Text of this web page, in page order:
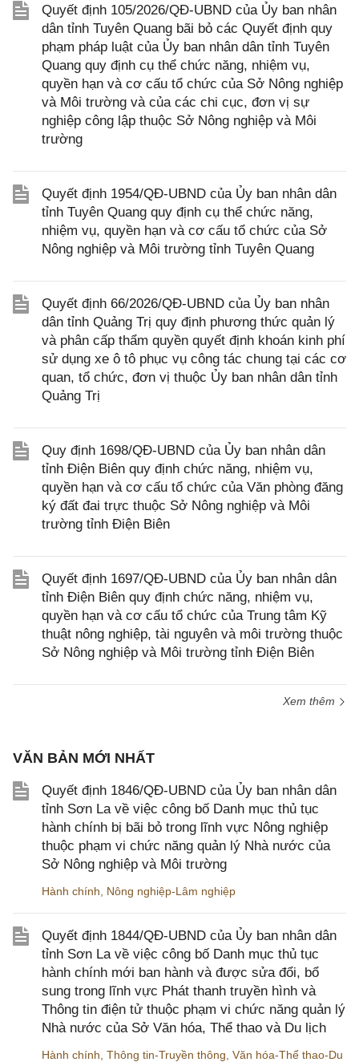
Quyết định 105/2026/QĐ-UBND của Ủy ban nhân
dân tỉnh Tuyên Quang bãi bỏ các Quyết định quy
phạm pháp luật của Ủy ban nhân dân tỉnh Tuyên
Quang quy định cụ thể chức năng, nhiệm vụ,
quyền hạn và cơ cấu tổ chức của Sở Nông nghiệp
và Môi trường và của các chi cục, đơn vị sự
nghiệp công lập thuộc Sở Nông nghiệp và Môi
trường
Quyết định 1954/QĐ-UBND của Ủy ban nhân dân
tỉnh Tuyên Quang quy định cụ thể chức năng,
nhiệm vụ, quyền hạn và cơ cấu tổ chức của Sở
Nông nghiệp và Môi trường tỉnh Tuyên Quang
Quyết định 66/2026/QĐ-UBND của Ủy ban nhân
dân tỉnh Quảng Trị quy định phương thức quản lý
và phân cấp thẩm quyền quyết định khoán kinh phí
sử dụng xe ô tô phục vụ công tác chung tại các cơ
quan, tổ chức, đơn vị thuộc Ủy ban nhân dân tỉnh
Quảng Trị
Quy định 1698/QĐ-UBND của Ủy ban nhân dân
tỉnh Điện Biên quy định chức năng, nhiệm vụ,
quyền hạn và cơ cấu tổ chức của Văn phòng đăng
ký đất đai trực thuộc Sở Nông nghiệp và Môi
trường tỉnh Điện Biên
Quyết định 1697/QĐ-UBND của Ủy ban nhân dân
tỉnh Điện Biên quy định chức năng, nhiệm vụ,
quyền hạn và cơ cấu tổ chức của Trung tâm Kỹ
thuật nông nghiệp, tài nguyên và môi trường thuộc
Sở Nông nghiệp và Môi trường tỉnh Điện Biên
Xem thêm
VĂN BẢN MỚI NHẤT
Quyết định 1846/QĐ-UBND của Ủy ban nhân dân
tỉnh Sơn La về việc công bố Danh mục thủ tục
hành chính bị bãi bỏ trong lĩnh vực Nông nghiệp
thuộc phạm vi chức năng quản lý Nhà nước của
Sở Nông nghiệp và Môi trường
Hành chính Nông nghiệp-Lâm nghiệp
Quyết định 1844/QĐ-UBND của Ủy ban nhân dân
tỉnh Sơn La về việc công bố Danh mục thủ tục
hành chính mới ban hành và được sửa đổi, bổ
sung trong lĩnh vực Phát thanh truyền hình và
Thông tin điện tử thuộc phạm vi chức năng quản lý
Nhà nước của Sở Văn hóa, Thể thao và Du lịch
Hành chính Thông tin-Truyền thông Văn hóa-Thể thao-Du